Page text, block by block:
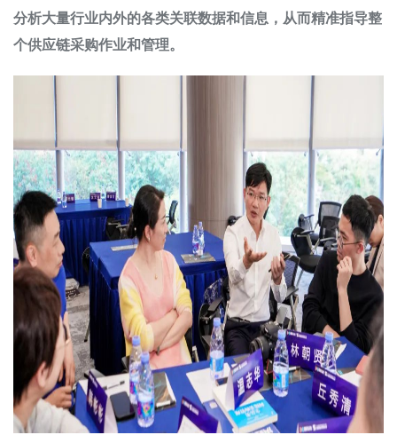
分析大量行业内外的各类关联数据和信息，从而精准指导整
个供应链采购作业和管理。